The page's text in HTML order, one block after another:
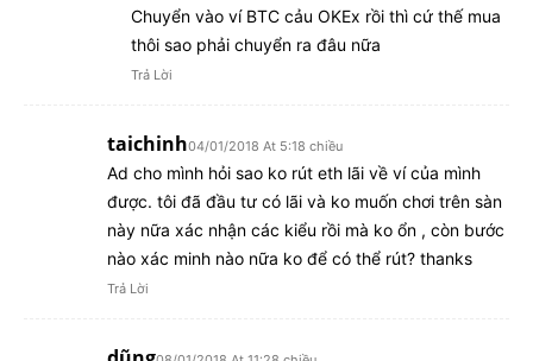
Chuyển vào ví BTC cảu OKEx rồi thì cứ thế mua
thôi sao phải chuyển ra đâu nữa
Trả Lời
taichinh04/01/2018 At 5:18 chiều
Ad cho mình hỏi sao ko rút eth lãi về ví của mình
được. tôi đã đầu tư có lãi và ko muốn chơi trên sàn
này nữa xác nhận các kiểu rồi mà ko ổn , còn bước
nào xác minh nào nữa ko để có thể rút? thanks
Trả Lời